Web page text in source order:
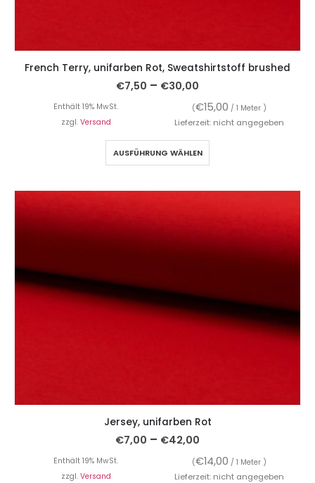
French Terry, unifarben Rot, Sweatshirtstoff brushed
€7,50 – €30,00
Enthält 19% MwSt. (€15,00 / 1 Meter )
zzgl. Versand Lieferzeit: nicht angegeben
AUSFÜHRUNG WÄHLEN
Jersey, unifarben Rot
€7,00 – €42,00
Enthält 19% MwSt. (€14,00 / 1 Meter )
zzgl. Versand Lieferzeit: nicht angegeben